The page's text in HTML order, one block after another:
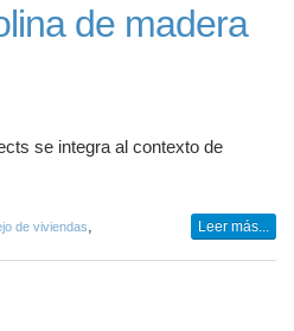
de madera
se integra al contexto de
de viviendas, Leer más...